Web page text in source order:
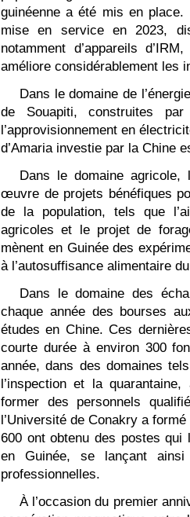
guinéenne a été mis en place.
mise en service en 2023,
notamment d’appareils
améliore considérablement les
Dans le domaine de
de Souapiti, construites
l’approvisionnement en
d’Amaria investie par la Chine
Dans le domaine
œuvre de projets bénéfiques
de la population, tels que
agricoles et le projet de
mènent en Guinée des
à l’autosuffisance alimentaire
Dans le domaine des
chaque année des bourses
études en Chine. Ces
courte durée à environ 300
année, dans des domaines
l’inspection et la
former des personnels
l’Université de Conakry a
600 ont obtenu des postes
en Guinée, se lançant
professionnelles.
À l’occasion du premier